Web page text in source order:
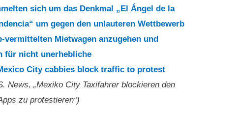
sich um das Denkmal „El Ángel de la
um gegen den unlauteren Wettbewerb
vermittelten Mietwagen anzugehen und
für nicht unerhebliche
City cabbies block traffic to protest
News, „Mexiko City Taxifahrer blockieren den
zu protestieren“)